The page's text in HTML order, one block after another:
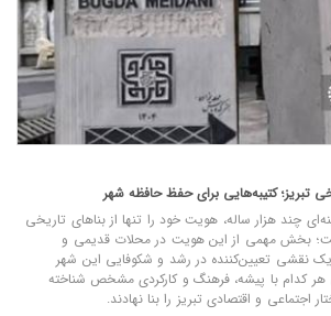
تبریز؛ کتیبه‌هایی برای حفظ حافظه شهر
چند هزار ساله، هویت خود را تنها از بناهای تاریخی
بخش مهمی از این هویت در محلات قدیمی و
نقشی تعیین‌کننده در رشد و شکوفایی این شهر
هر کدام با پیشه، فرهنگ و کارکردی مشخص شناخته
اجتماعی و اقتصادی تبریز را بنا نهادند.